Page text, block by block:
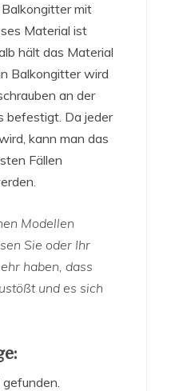
mit
Material ist
hält das Material
Balkongitter wird
an der
befestigt. Da jeder
kann man das
Fällen
Modellen
Sie oder Ihr
haben, dass
und es sich